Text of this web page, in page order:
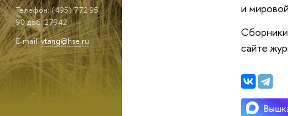
Телефон: (495) 772 95
90 доб. 27942
E-mail:vtang@hse.ru
и
сайте